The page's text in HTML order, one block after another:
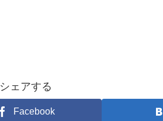
シェアする
Facebook